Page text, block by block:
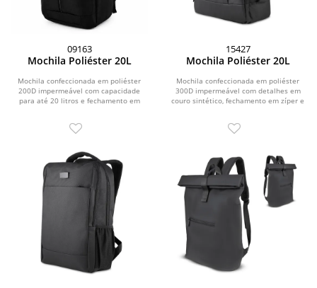
09163
Mochila Poliéster 20L
Mochila confeccionada em poliéster
200D impermeável com capacidade
para até 20 litros e fechamento em
15427
Mochila Poliéster 20L
Mochila confeccionada em poliéster
300D impermeável com detalhes em
couro sintético, fechamento em zíper e